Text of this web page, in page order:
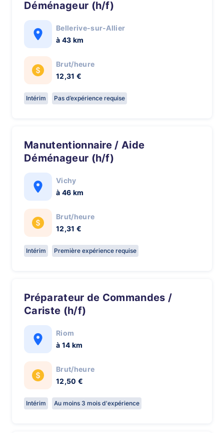
Déménageur (h/f)
Bellerive-sur-Allier
à 43 km
Brut/heure
12,31 €
Intérim Pas d’expérience requise
Manutentionnaire / Aide
Déménageur (h/f)
Vichy
à 46 km
Brut/heure
12,31 €
Intérim Première expérience requise
Préparateur de Commandes /
Cariste (h/f)
Riom
à 14 km
Brut/heure
12,50 €
Intérim Au moins 3 mois d'expérience